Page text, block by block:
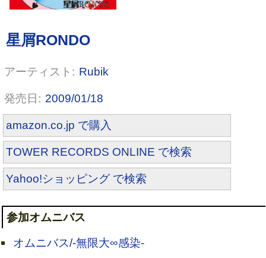
Rubik
2009/01/18
amazon.co.jp で購入
TOWER RECORDS ONLINE で検索
Yahoo!ショッピング で検索
参加オムニバス
オムニバス/-無限大∞感染-